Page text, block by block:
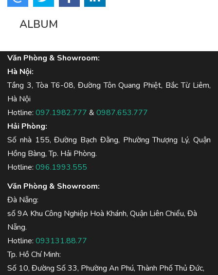
ALBUM
Văn Phòng & Showroom:
Hà Nội:
Tầng 3, Tòa T6-08, Đường Tôn Quang Phiệt, Bắc Từ Liêm,
Hà Nội
Hotline: 097.1982.777 & 0987.653.777
Hải Phòng:
Số nhà 155, Đường Bạch Đằng, Phường Thượng Lý, Quận
Hồng Bàng, Tp. Hải Phòng.
Hotline: 096.1993.555
Văn Phòng & Showroom:
Đà Nẵng:
số 9A Khu Công Nghiệp Hoà Khánh, Quận Liên Chiểu, Đà
Nẵng.
Hotline: 093131.88.77
Tp. Hồ Chí Minh:
Số 10, Đường Số 33, Phường An Phú, Thành Phố Thủ Đức,